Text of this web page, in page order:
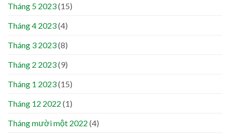
Tháng 5 2023(15)
Tháng 4 2023(4)
Tháng 3 2023(8)
Tháng 2 2023(9)
Tháng 1 2023(15)
Tháng 12 2022 (1)
Tháng mười một 2022 (4)